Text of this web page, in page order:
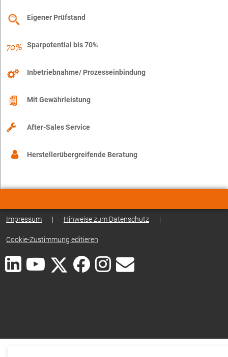
Eigener Prüfstand
Sparpotential bis 70%
Inbetriebnahme/ Prozesseinbindung
Mit Gewährleistung
After-Sales Service
Herstellerübergreifende Beratung
Impressum | Hinweise zum Datenschutz |
Cookie-Zustimmung editieren